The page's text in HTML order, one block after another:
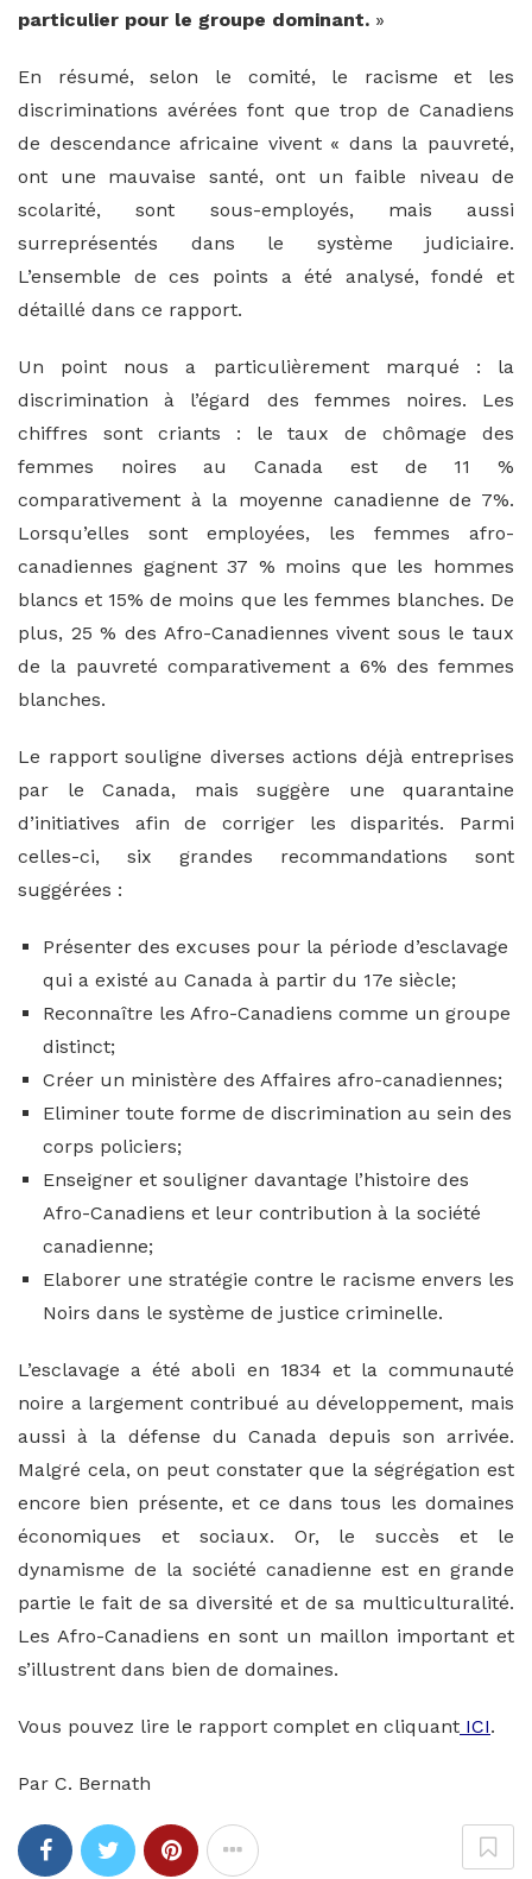
particulier pour le groupe dominant. »
En résumé, selon le comité, le racisme et les
discriminations avérées font que trop de Canadiens
de descendance africaine vivent « dans la pauvreté,
ont une mauvaise santé, ont un faible niveau de
scolarité, sont sous-employés, mais aussi
surreprésentés dans le système judiciaire.
L’ensemble de ces points a été analysé, fondé et
détaillé dans ce rapport.
Un point nous a particulièrement marqué : la
discrimination à l’égard des femmes noires. Les
chiffres sont criants : le taux de chômage des
femmes noires au Canada est de 11 %
comparativement à la moyenne canadienne de 7%.
Lorsqu’elles sont employées, les femmes afro-
canadiennes gagnent 37 % moins que les hommes
blancs et 15% de moins que les femmes blanches. De
plus, 25 % des Afro-Canadiennes vivent sous le taux
de la pauvreté comparativement a 6% des femmes
blanches.
Le rapport souligne diverses actions déjà entreprises
par le Canada, mais suggère une quarantaine
d’initiatives afin de corriger les disparités. Parmi
celles-ci, six grandes recommandations sont
suggérées :
Présenter des excuses pour la période d’esclavage
qui a existé au Canada à partir du 17e siècle;
Reconnaître les Afro-Canadiens comme un groupe
distinct;
Créer un ministère des Affaires afro-canadiennes;
Eliminer toute forme de discrimination au sein des
corps policiers;
Enseigner et souligner davantage l’histoire des
Afro-Canadiens et leur contribution à la société
canadienne;
Elaborer une stratégie contre le racisme envers les
Noirs dans le système de justice criminelle.
L’esclavage a été aboli en 1834 et la communauté
noire a largement contribué au développement, mais
aussi à la défense du Canada depuis son arrivée.
Malgré cela, on peut constater que la ségrégation est
encore bien présente, et ce dans tous les domaines
économiques et sociaux. Or, le succès et le
dynamisme de la société canadienne est en grande
partie le fait de sa diversité et de sa multiculturalité.
Les Afro-Canadiens en sont un maillon important et
s’illustrent dans bien de domaines.
Vous pouvez lire le rapport complet en cliquant ICI.
Par C. Bernath